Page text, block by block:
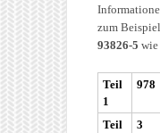
zum
93826-5 wie
Teil
1
978
Teil
3